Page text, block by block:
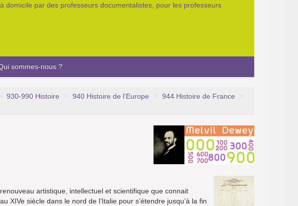
domicile par des professeurs documentalistes, pour les professeurs
sommes-nous ?
930-990 Histoire > 940 Histoire de l’Europe > 944 Histoire de France
>
artistique, intellectuel et scientifique que connait
XIVe siècle dans le nord de l’Italie pour s’étendre jusqu’à la fin